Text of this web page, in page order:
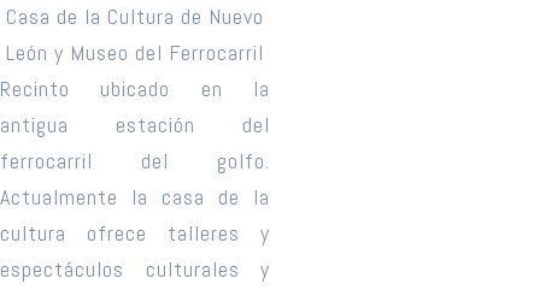
Casa de la Cultura de Nuevo
León y Museo del Ferrocarril
Recinto ubicado en la
antigua estación del
ferrocarril del golfo.
Actualmente la casa de la
cultura ofrece talleres y
espectáculos culturales y